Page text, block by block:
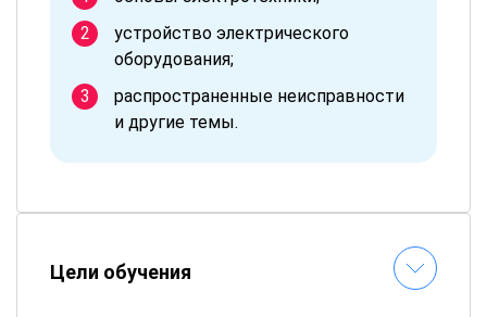
устройство электрического
оборудования;
распространенные неисправности
и другие темы.
Цели обучения